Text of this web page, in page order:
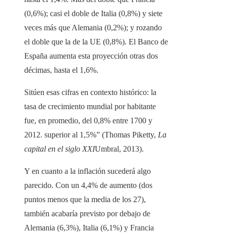
(0,6%); casi el doble de Italia (0,8%) y siete
veces más que Alemania (0,2%); y rozando
el doble que la de la UE (0,8%). El Banco de
España aumenta esta proyección otras dos
décimas, hasta el 1,6%.
Sitúen esas cifras en contexto histórico: la
tasa de crecimiento mundial por habitante
fue, en promedio, del 0,8% entre 1700 y
2012. superior al 1,5%” (Thomas Piketty, La
capital en el siglo XXIUmbral, 2013).
Y en cuanto a la inflación sucederá algo
parecido. Con un 4,4% de aumento (dos
puntos menos que la media de los 27),
también acabaría previsto por debajo de
Alemania (6,3%), Italia (6,1%) y Francia